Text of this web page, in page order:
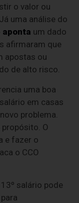
o valor ou
uma análise do
aponta um dado
afirmaram que
apostas ou
de alto risco.
uma boa
em casas
problema.
O
e fazer o
o CCO
salário pode